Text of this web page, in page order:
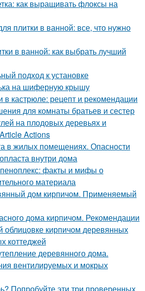
как выращивать флоксы на
плитки в ванной: все, что нужно
в ванной: как выбрать лучший
подход к установке
на шиферную крышу
в кастрюле: рецепт и рекомендации
для комнаты братьев и сестер
на плодовых деревьях и
Actions
в жилых помещениях. Опасности
внутри дома
факты и мифы о
материала
дом кирпичом. Применяемый
дома кирпичом. Рекомендации
облицовке кирпичом деревянных
коттеджей
деревянного дома.
вентилируемых и мокрых